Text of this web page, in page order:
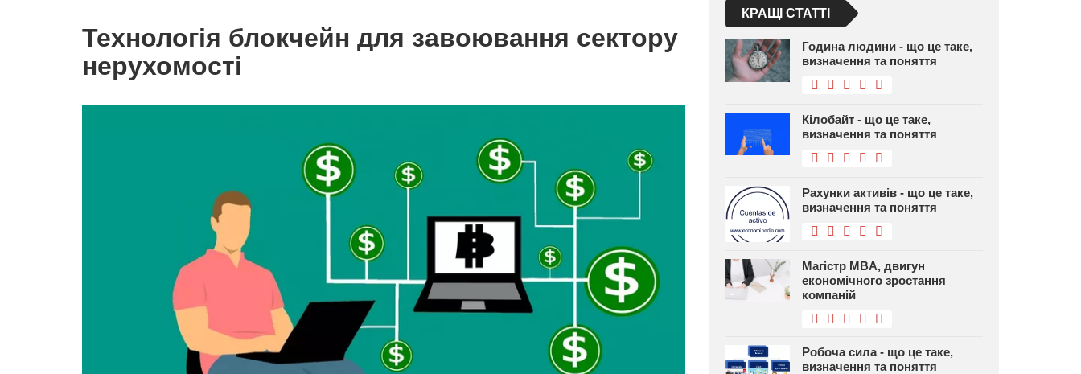
Технологія блокчейн для завоювання сектору
нерухомості
КРАЩІ СТАТТІ
Година людини - що це таке,
визначення та поняття
Кілобайт - що це таке,
визначення та поняття
Рахунки активів - що це таке,
визначення та поняття
Магістр MBA, двигун
економічного зростання
компаній
Робоча сила - що це таке,
визначення та поняття